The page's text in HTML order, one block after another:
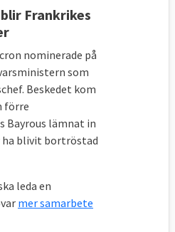
Frankrikes
nominerade på
som
Beskedet kom
förre
Bayrous lämnat in
ha blivit bortröstad
leda en
mer samarbete